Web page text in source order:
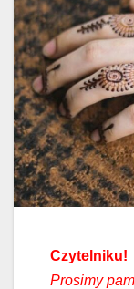
Czytelniku!
Prosimy